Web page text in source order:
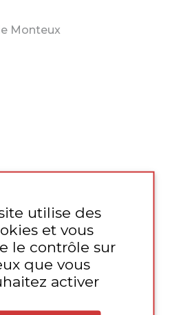
Monteux
Volaille
utilise des
et vous
le contrôle sur
que vous
activer